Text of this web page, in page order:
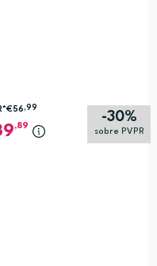
-30%
sobre PVPR
€56,99
,89